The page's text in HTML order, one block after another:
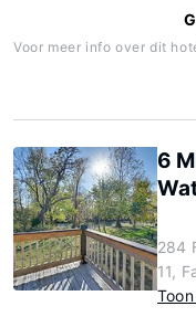
Voor meer info over dit
6
284
11,